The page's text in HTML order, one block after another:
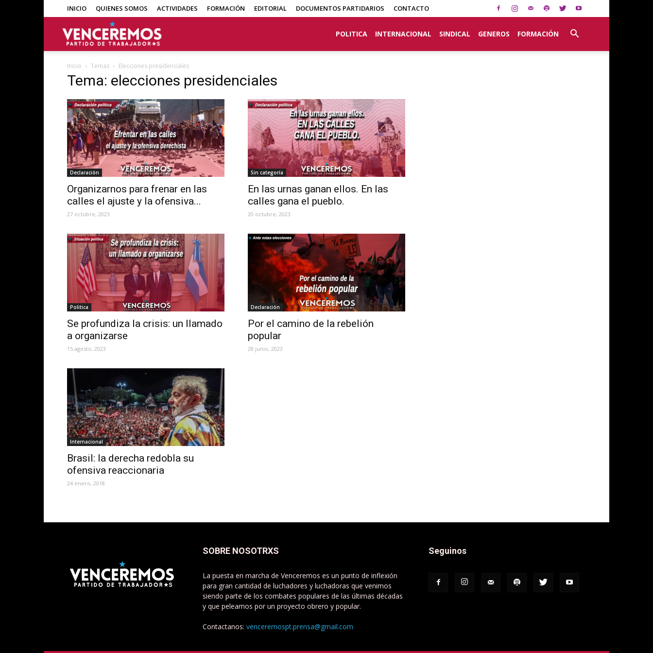
INICIO QUIENES SOMOS ACTIVIDADES FORMACIÓN EDITORIAL DOCUMENTOS PARTIDARIOS CONTACTO
POLITICA INTERNACIONAL SINDICAL GENEROS FORMACIÓN
Inicio Temas Elecciones presidenciales
Tema: elecciones presidenciales
Declaración
Organizarnos para frenar en las
calles el ajuste y la ofensiva...
27 octubre, 2023
Sin categoría
En las urnas ganan ellos. En las
calles gana el pueblo.
20 octubre, 2023
Politica
Se profundiza la crisis: un llamado
a organizarse
15 agosto, 2023
Declaración
Por el camino de la rebelión
popular
28 junio, 2023
Internacional
Brasil: la derecha redobla su
ofensiva reaccionaria
24 enero, 2018
SOBRE NOSOTRXS
La puesta en marcha de Venceremos es un punto de inflexión
para gran cantidad de luchadores y luchadoras que venimos
siendo parte de los combates populares de las últimas décadas
y que peleamos por un proyecto obrero y popular.
Contactanos: venceremospt.prensa@gmail.com
Seguinos